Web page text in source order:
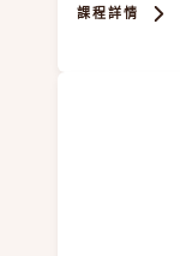
課程詳情